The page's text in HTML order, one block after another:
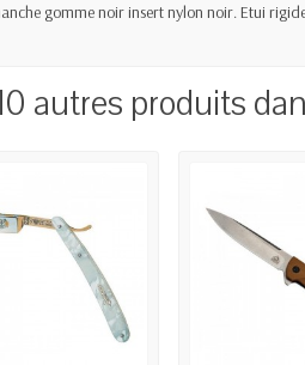
gomme noir insert nylon noir. Etui
autres produits